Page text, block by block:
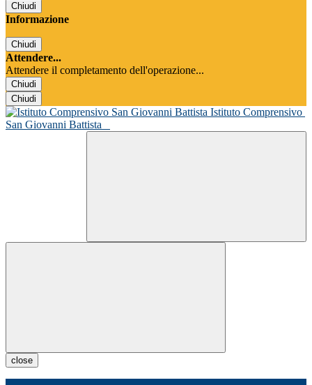
Chiudi
Informazione
Chiudi
Attendere...
Attendere il completamento dell'operazione...
Chiudi
Chiudi
Istituto Comprensivo
San Giovanni Battista
close